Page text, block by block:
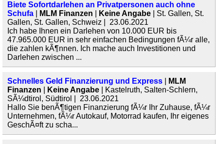
Biete Sofortdarlehen an Privatpersonen auch ohne
Schufa
MLM Finanzen Keine Angabe | St. Gallen, St.
Gallen, St. Gallen, Schweiz | 23.06.2021
Ich habe Ihnen ein Darlehen von 10.000 EUR bis
47.965.000 EUR in sehr einfachen Bedingungen fÃ¼r alle,
die zahlen kÃ¶nnen. Ich mache auch Investitionen und
Darlehen zwischen ...
Schnelles Geld Finanzierung und Express
MLM
Finanzen
Keine Angabe | Kastelruth, Salten-Schlern,
SÃ¼dtirol, Südtirol | 23.06.2021
Hallo Sie benÃ¶tigen Finanzierung fÃ¼r Ihr Zuhause, fÃ¼r
Unternehmen, fÃ¼r Autokauf, Motorrad kaufen, Ihr eigenes
GeschÃ¤ft zu scha...